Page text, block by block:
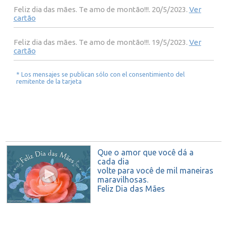
Feliz dia das mães. Te amo de montão!!!. 20/5/2023. Ver
cartão
Feliz dia das mães. Te amo de montão!!!. 19/5/2023. Ver
cartão
* Los mensajes se publican sólo con el consentimiento del
remitente de la tarjeta
Que o amor que você dá a
cada dia
volte para você de mil maneiras
maravilhosas.
Feliz Dia das Mães